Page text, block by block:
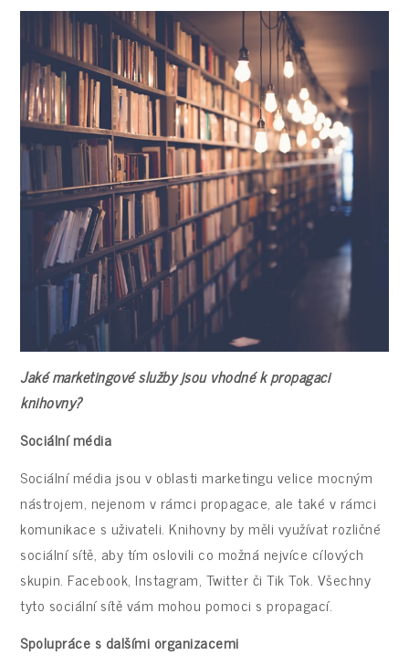
Jaké marketingové služby jsou vhodné k propagaci
knihovny?
Sociální média
Sociální média jsou v oblasti marketingu velice mocným
nástrojem, nejenom v rámci propagace, ale také v rámci
komunikace s uživateli. Knihovny by měli využívat rozličné
sociální sítě, aby tím oslovili co možná nejvíce cílových
skupin. Facebook, Instagram, Twitter či Tik Tok. Všechny
tyto sociální sítě vám mohou pomoci s propagací.
Spolupráce s dalšími organizacemi